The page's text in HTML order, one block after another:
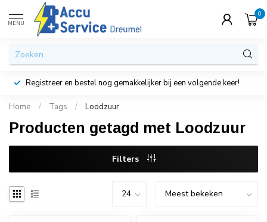
MENU
0
Registreer en bestel nog gemakkelijker bij een volgende keer!
Home / Tags / Loodzuur
Producten getagd met Loodzuur
Filters